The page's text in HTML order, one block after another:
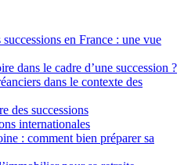
en France : une vue
dans le cadre d’une succession ?
dans le contexte des
des successions
internationales
: comment bien préparer sa